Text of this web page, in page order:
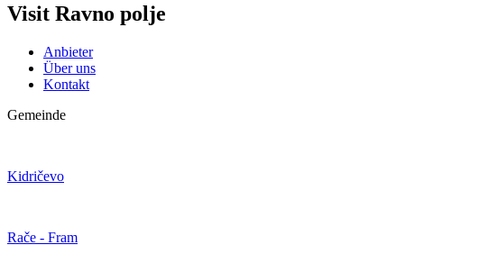
Visit Ravno polje
Anbieter
Über uns
Kontakt
Gemeinde
Kidričevo
Rače - Fram